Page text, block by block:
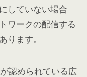
していない場合
ワークの配信する
ります。
認められている広